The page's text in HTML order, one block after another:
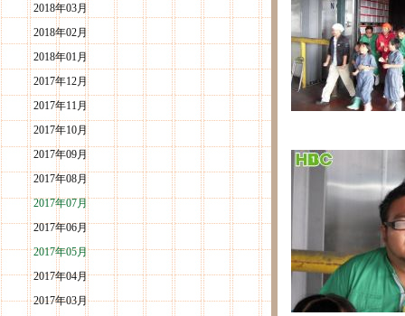
2018年03月
2018年02月
2018年01月
2017年12月
2017年11月
2017年10月
2017年09月
2017年08月
2017年07月
2017年06月
2017年05月
2017年04月
2017年03月